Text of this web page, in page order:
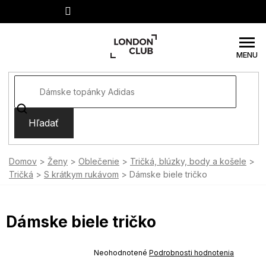
Hľadať
Domov Ženy Oblečenie
Tričká, blúzky, body a košele
Tričká
S krátkym rukávom Dámske biele tričko
Dámske biele tričko
Priemerné
Neohodnotené Podrobnosti hodnotenia